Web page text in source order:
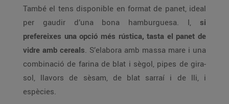
També el tens disponible en format de panet, ideal
per gaudir d’una bona hamburguesa. I, si
prefereixes una opció més rústica, tasta el panet de
vidre amb cereals. S’elabora amb massa mare i una
combinació de farina de blat i sègol, pipes de gira-
sol, llavors de sèsam, de blat sarraí i de lli, i
espècies.